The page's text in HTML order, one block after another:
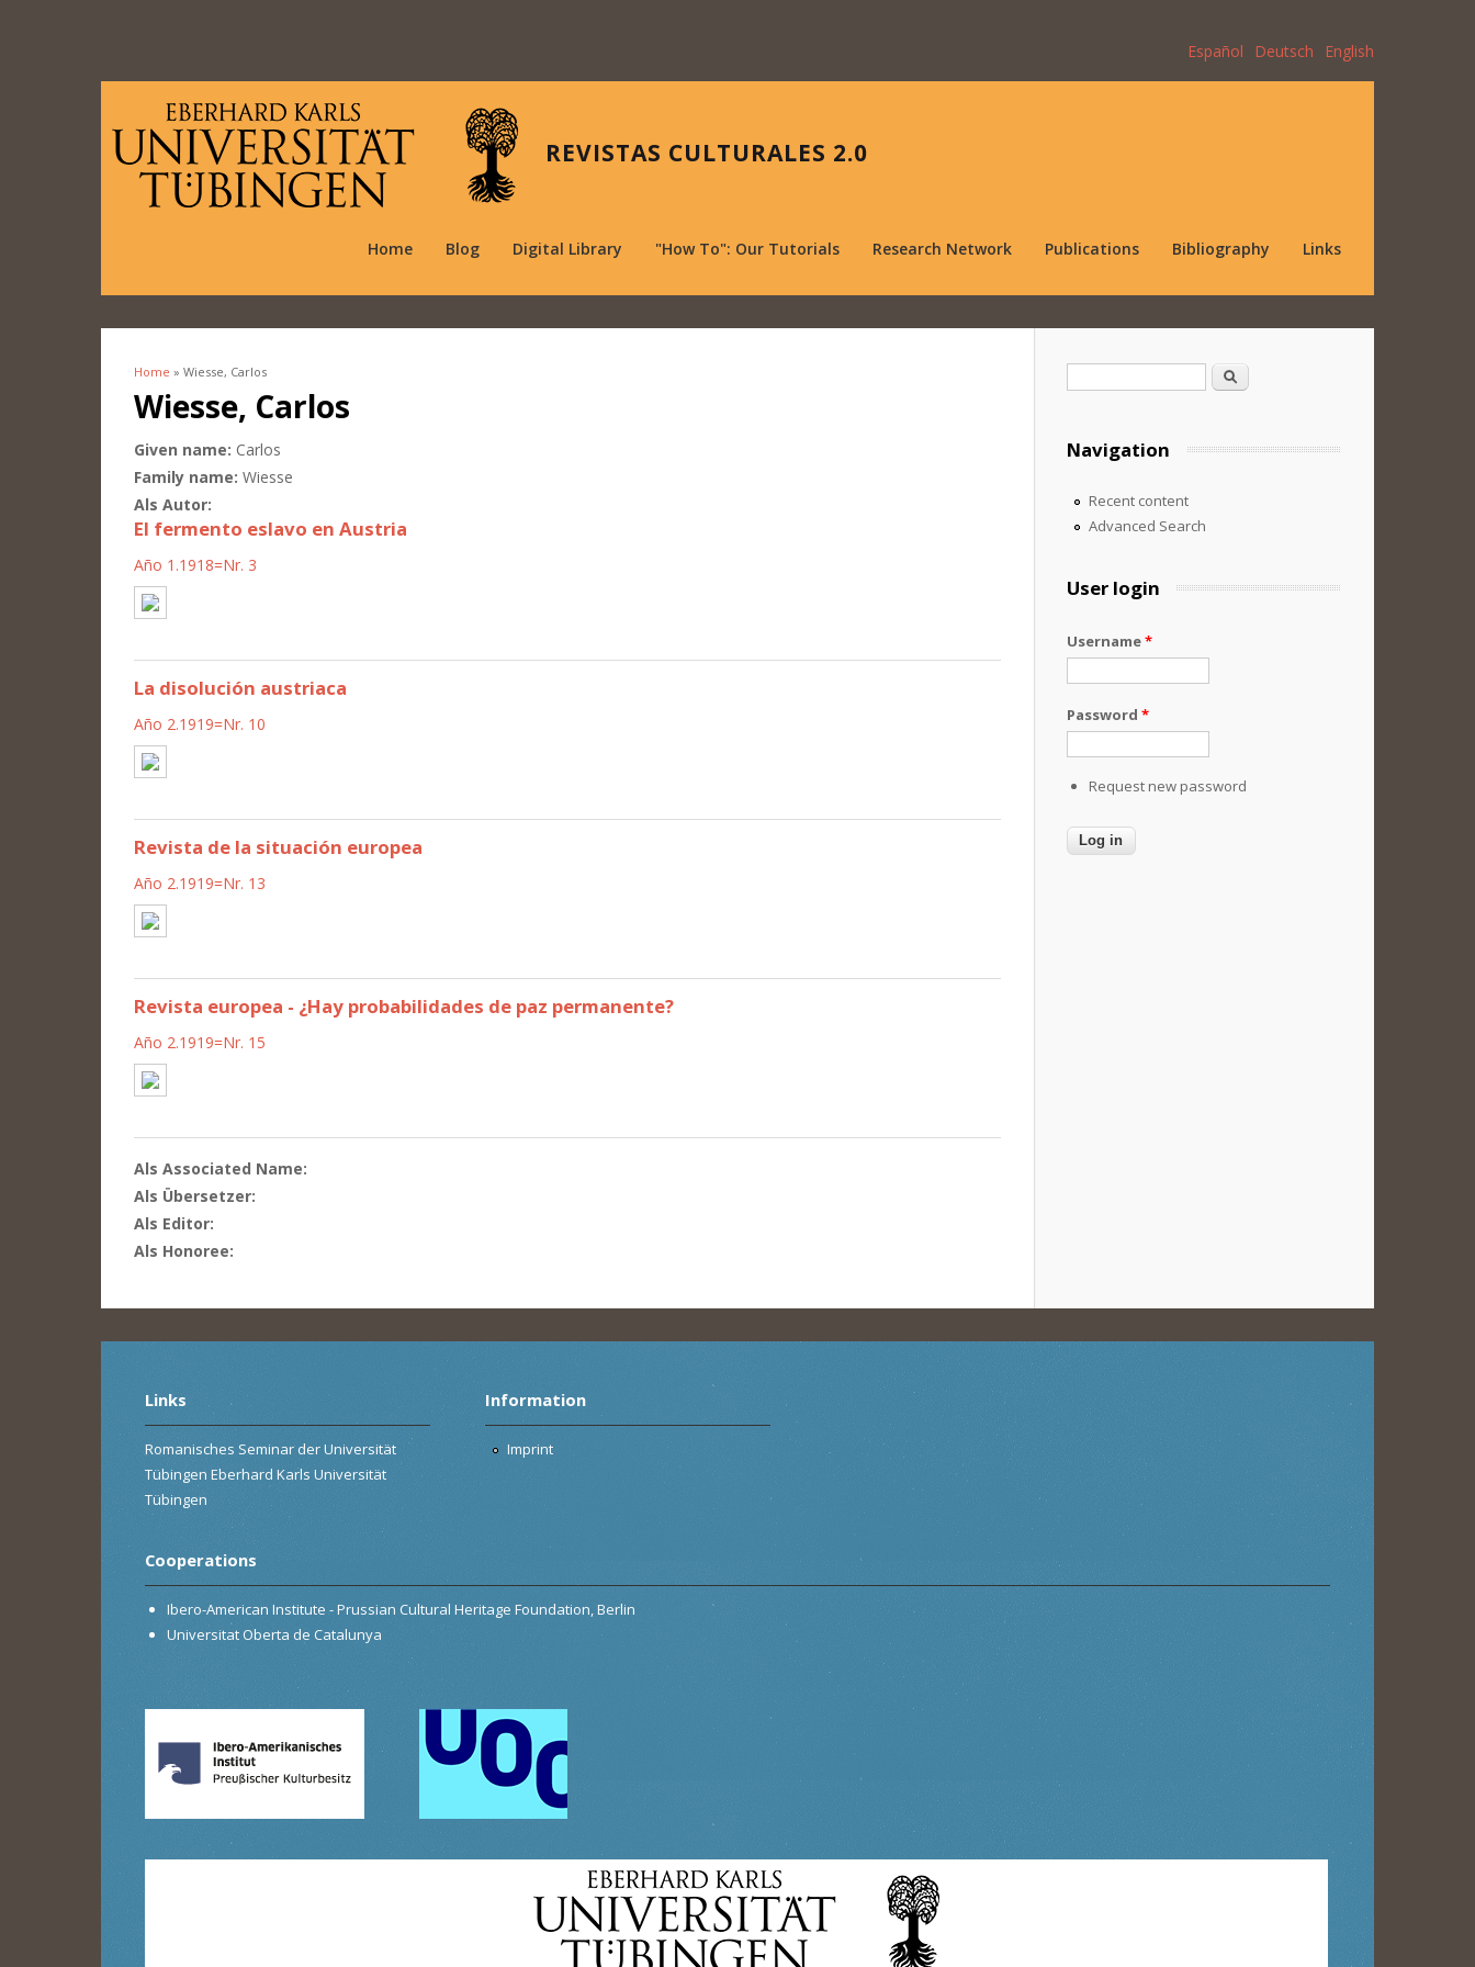
Español Deutsch English
REVISTAS CULTURALES 2.0
Home Blog Digital Library "How To": Our Tutorials Research Network Publications Bibliography Links
You are here
Home » Wiesse, Carlos
Wiesse, Carlos
Given name: Carlos
Family name: Wiesse
Als Autor:
El fermento eslavo en Austria
Año 1.1918=Nr. 3
La disolución austriaca
Año 2.1919=Nr. 10
Revista de la situación europea
Año 2.1919=Nr. 13
Revista europea - ¿Hay probabilidades de paz permanente?
Año 2.1919=Nr. 15
Als Associated Name:
Als Übersetzer:
Als Editor:
Als Honoree:
Search
Navigation
Recent content
Advanced Search
User login
Username*
Password *
Request new password
Links
Romanisches Seminar der Universität
Tübingen Eberhard Karls Universität
Tübingen
Information
Imprint
Cooperations
Ibero-American Institute - Prussian Cultural Heritage Foundation, Berlin
Universitat Oberta de Catalunya